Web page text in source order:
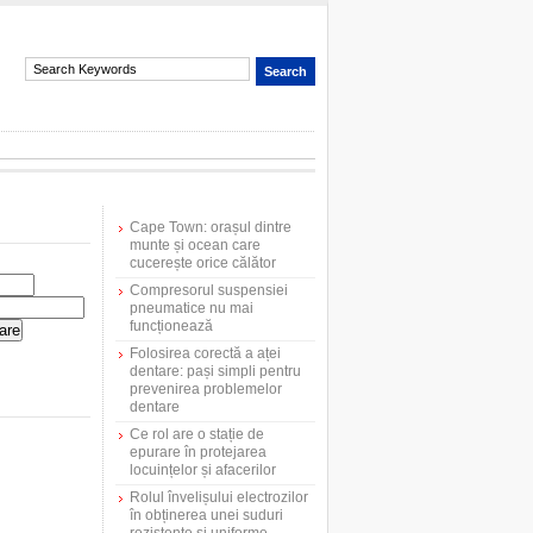
Cape Town: orașul dintre
munte și ocean care
cucerește orice călător
Compresorul suspensiei
pneumatice nu mai
funcționează
Folosirea corectă a aței
dentare: pași simpli pentru
prevenirea problemelor
dentare
Ce rol are o stație de
epurare în protejarea
locuințelor și afacerilor
Rolul învelișului electrozilor
în obținerea unei suduri